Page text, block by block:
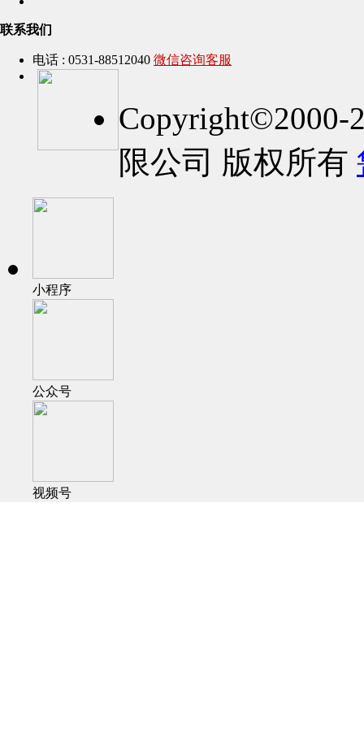
联系我们
电话 : 0531-88512040 微信咨询客服
Copyright©2000-
限公司 版权所有
小程序
公众号
视频号